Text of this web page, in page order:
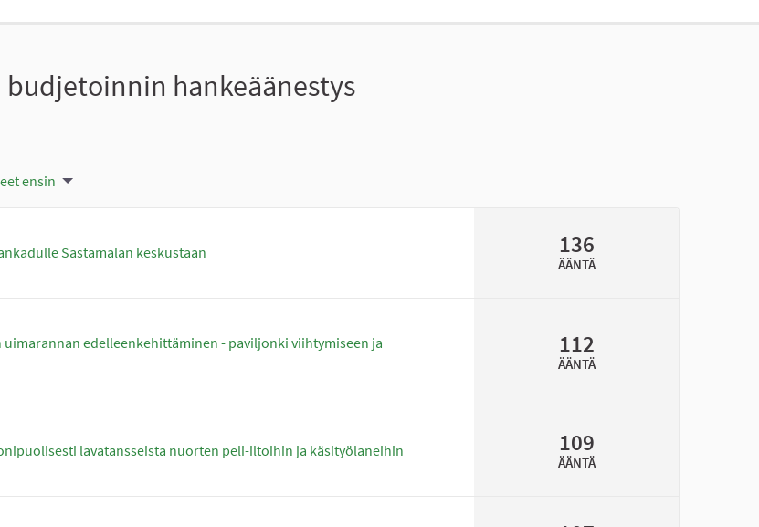
hankeäänestys
ensin
Sastamalan keskustaan
136
ÄÄNTÄ
uimarannan edelleenkehittäminen - paviljonki viihtymiseen ja
112
ÄÄNTÄ
lavatansseista nuorten peli-iltoihin ja käsityölaneihin
109
ÄÄNTÄ